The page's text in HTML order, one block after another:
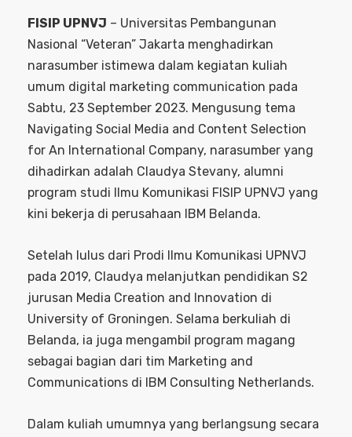
FISIP UPNVJ – Universitas Pembangunan
Nasional “Veteran” Jakarta menghadirkan
narasumber istimewa dalam kegiatan kuliah
umum digital marketing communication pada
Sabtu, 23 September 2023. Mengusung tema
Navigating Social Media and Content Selection
for An International Company, narasumber yang
dihadirkan adalah Claudya Stevany, alumni
program studi Ilmu Komunikasi FISIP UPNVJ yang
kini bekerja di perusahaan IBM Belanda.
Setelah lulus dari Prodi Ilmu Komunikasi UPNVJ
pada 2019, Claudya melanjutkan pendidikan S2
jurusan Media Creation and Innovation di
University of Groningen. Selama berkuliah di
Belanda, ia juga mengambil program magang
sebagai bagian dari tim Marketing and
Communications di IBM Consulting Netherlands.
Dalam kuliah umumnya yang berlangsung secara